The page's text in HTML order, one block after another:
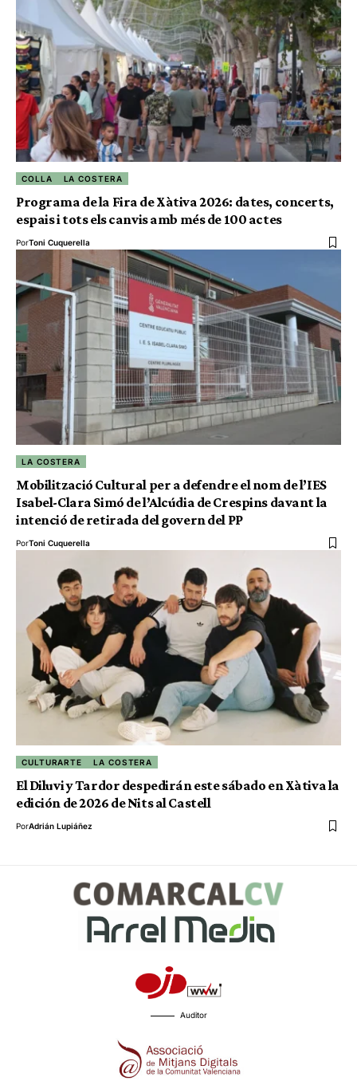
COLLA LA COSTERA
Programa de la Fira de Xàtiva 2026: dates, concerts,
espais i tots els canvis amb més de 100 actes
PorToni Cuquerella
LA COSTERA
Mobilització Cultural per a defendre el nom de l’IES
Isabel-Clara Simó de l’Alcúdia de Crespins davant la
intenció de retirada del govern del PP
PorToni Cuquerella
CULTURARTE LA COSTERA
El Diluvi y Tardor despedirán este sábado en Xàtiva la
edición de 2026 de Nits al Castell
PorAdrián Lupiáñez
Auditor